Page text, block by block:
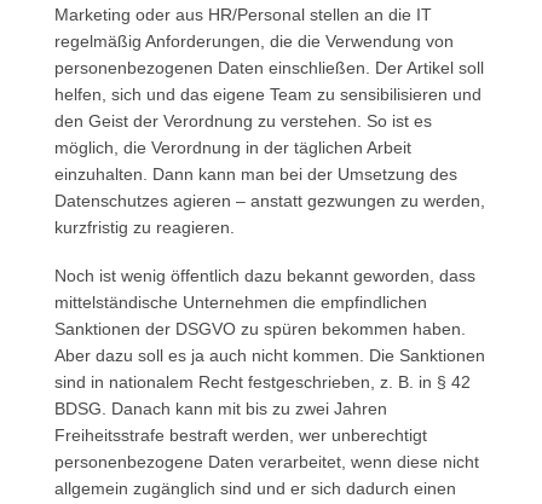
Marketing oder aus HR/Personal stellen an die IT
regelmäßig Anforderungen, die die Verwendung von
personenbezogenen Daten einschließen. Der Artikel soll
helfen, sich und das eigene Team zu sensibilisieren und
den Geist der Verordnung zu verstehen. So ist es
möglich, die Verordnung in der täglichen Arbeit
einzuhalten. Dann kann man bei der Umsetzung des
Datenschutzes agieren – anstatt gezwungen zu werden,
kurzfristig zu reagieren.
Noch ist wenig öffentlich dazu bekannt geworden, dass
mittelständische Unternehmen die empfindlichen
Sanktionen der DSGVO zu spüren bekommen haben.
Aber dazu soll es ja auch nicht kommen. Die Sanktionen
sind in nationalem Recht festgeschrieben, z. B. in § 42
BDSG. Danach kann mit bis zu zwei Jahren
Freiheitsstrafe bestraft werden, wer unberechtigt
personenbezogene Daten verarbeitet, wenn diese nicht
allgemein zugänglich sind und er sich dadurch einen